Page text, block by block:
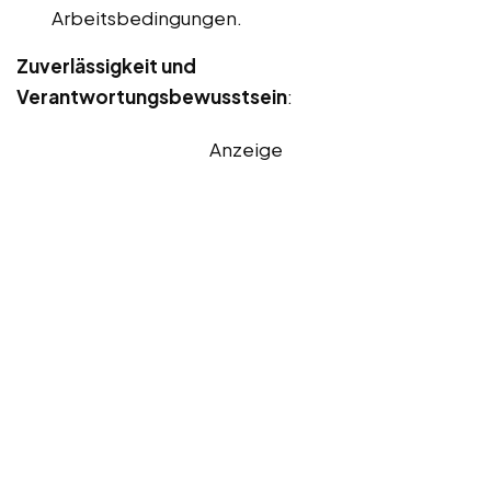
Arbeitsbedingungen.
Zuverlässigkeit und
Verantwortungsbewusstsein:
Anzeige